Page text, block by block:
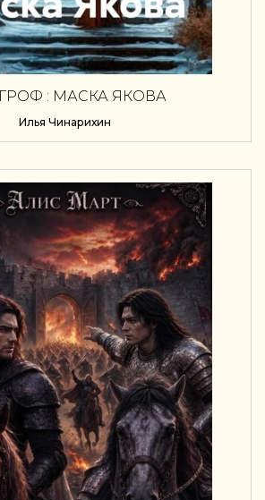
: МАСКА ЯКОВА
Илья Чинарихин